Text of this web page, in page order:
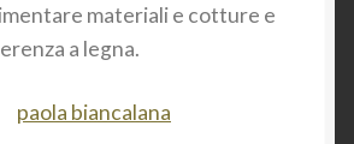
materiali e cotture e
a legna.